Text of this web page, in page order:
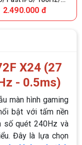
(27 inch/
Fast IPS/ 180Hz/
X24 (27
- 0.5ms)
màn hình gaming
bật với tấm nền
số quét 240Hz và